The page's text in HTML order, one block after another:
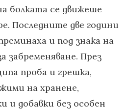
болката се движеше
Последните две години
и под знака на
забременяване. През
проба и грешка,
на хранене,
и добавки без особен